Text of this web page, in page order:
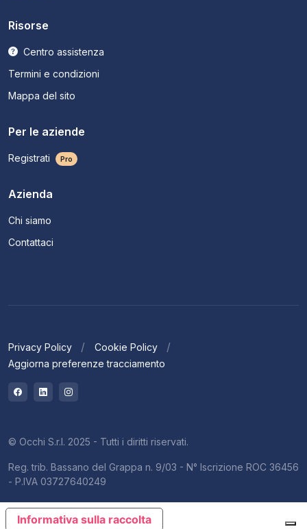
Risorse
Centro assistenza
Termini e condizioni
Mappa del sito
Per le aziende
Registrati Pro
Azienda
Chi siamo
Contattaci
Privacy Policy
Cookie Policy
Aggiorna preferenze tracciamento
© Occhi S.r.l. 2025 - Tutti i diritti riservati.
Reg. trib. Bassano del Grappa n. 9/03 - N° Iscrizione ROC 36456
- P.IVA 03727640249
Informativa sulla raccolta